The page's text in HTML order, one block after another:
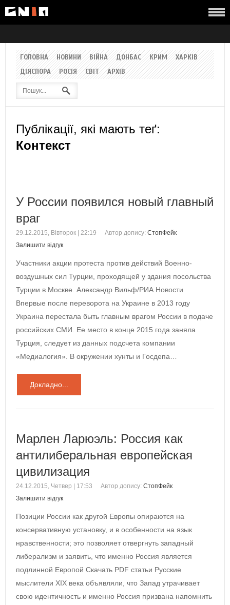
ГОЛОВНА НОВИНИ ВІЙНА ДОНБАС КРИМ
ХАРКІВ
ДІЯСПОРА
РОСІЯ СВІТ АРХІВ
Публікації, які мають теґ:
Контекст
У России появился новый главный
враг
29.12.2015, Вівторок | 22:19 Автор допису: СтопФейк
Залишити відгук
Участники акции протеста против действий Военно-
воздушных сил Турции, проходящей у здания посольства
Турции в Москве. Александр Вильф/РИА Новости
Впервые после переворота на Украине в 2013 году
Украина перестала быть главным врагом России в подаче
российских СМИ. Ее место в конце 2015 года заняла
Турция, следует из данных подсчета компании
«Медиалогия». В окружении хунты и Госдепа…
Докладно...
Марлен Ларюэль: Россия как
антилиберальная европейская
цивилизация
24.12.2015, Четвер | 17:53 Автор допису: СтопФейк
Залишити відгук
Позиции России как другой Европы опираются на
консервативную установку, и в особенности на язык
нравственности; это позволяет отвергнуть западный
либерализм и заявить, что именно Россия является
подлинной Европой Cкачать PDF статьи Русские
мыслители XIX века объявляли, что Запад утрачивает
свою идентичность и именно Россия призвана напомнить